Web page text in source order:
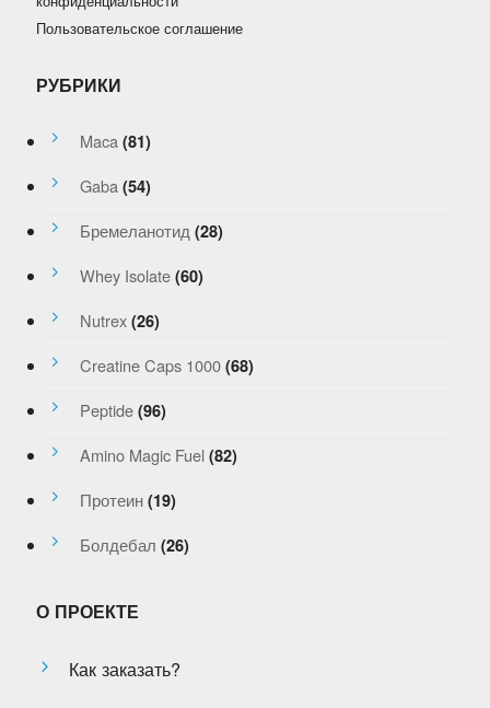
Пользовательское соглашение
РУБРИКИ
Maca (81)
Gaba (54)
Бремеланотид (28)
Whey Isolate (60)
Nutrex (26)
Creatine Caps 1000 (68)
Peptide (96)
Amino Magic Fuel (82)
Протеин (19)
Болдебал (26)
О ПРОЕКТЕ
Как заказать?